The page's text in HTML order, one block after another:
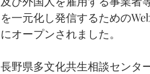
を一元化し発信するための
にオープンされました。
長野県多文化共生相談センタ